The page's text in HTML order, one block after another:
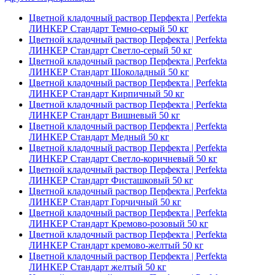
Цветной кладочный раствор Перфекта | Perfekta
ЛИНКЕР Стандарт Темно-серый 50 кг
Цветной кладочный раствор Перфекта | Perfekta
ЛИНКЕР Стандарт Светло-серый 50 кг
Цветной кладочный раствор Перфекта | Perfekta
ЛИНКЕР Стандарт Шоколадный 50 кг
Цветной кладочный раствор Перфекта | Perfekta
ЛИНКЕР Стандарт Кирпичный 50 кг
Цветной кладочный раствор Перфекта | Perfekta
ЛИНКЕР Стандарт Вишневый 50 кг
Цветной кладочный раствор Перфекта | Perfekta
ЛИНКЕР Стандарт Медный 50 кг
Цветной кладочный раствор Перфекта | Perfekta
ЛИНКЕР Стандарт Светло-коричневый 50 кг
Цветной кладочный раствор Перфекта | Perfekta
ЛИНКЕР Стандарт Фисташковый 50 кг
Цветной кладочный раствор Перфекта | Perfekta
ЛИНКЕР Стандарт Горчичный 50 кг
Цветной кладочный раствор Перфекта | Perfekta
ЛИНКЕР Стандарт Кремово-розовый 50 кг
Цветной кладочный раствор Перфекта | Perfekta
ЛИНКЕР Стандарт кремово-желтый 50 кг
Цветной кладочный раствор Перфекта | Perfekta
ЛИНКЕР Стандарт желтый 50 кг